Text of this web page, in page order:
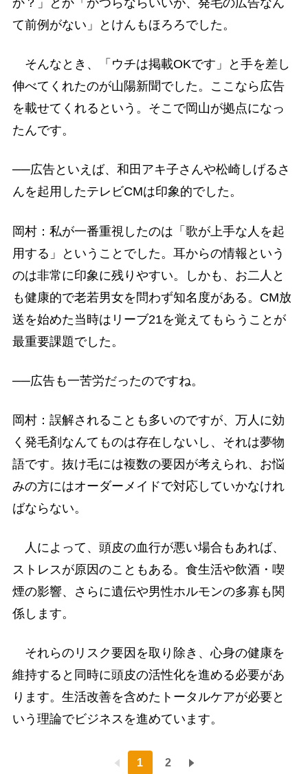
て前例がない」とけんもほろろでした。
そんなとき、「ウチは掲載OKです」と手を差し
伸べてくれたのが山陽新聞でした。ここなら広告
を載せてくれるという。そこで岡山が拠点になっ
たんです。
──広告といえば、和田アキ子さんや松崎しげるさ
んを起用したテレビCMは印象的でした。
岡村：私が一番重視したのは「歌が上手な人を起
用する」ということでした。耳からの情報という
のは非常に印象に残りやすい。しかも、お二人と
も健康的で老若男女を問わず知名度がある。CM放
送を始めた当時はリーブ21を覚えてもらうことが
最重要課題でした。
──広告も一苦労だったのですね。
岡村：誤解されることも多いのですが、万人に効
く発毛剤なんてものは存在しないし、それは夢物
語です。抜け毛には複数の要因が考えられ、お悩
みの方にはオーダーメイドで対応していかなけれ
ばならない。
人によって、頭皮の血行が悪い場合もあれば、
ストレスが原因のこともある。食生活や飲酒・喫
煙の影響、さらに遺伝や男性ホルモンの多寡も関
係します。
それらのリスク要因を取り除き、心身の健康を
維持すると同時に頭皮の活性化を進める必要があ
ります。生活改善を含めたトータルケアが必要と
いう理論でビジネスを進めています。
1 2